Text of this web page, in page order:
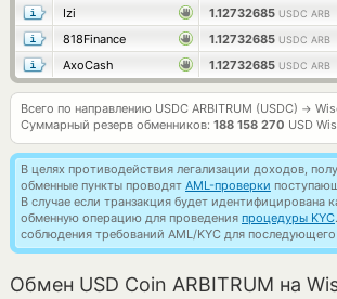
Izi
1.12732685 USDC ARB
818Finance
1.12732685 USDC ARB
AxoCash
1.12732685 USDC ARB
Всего по направлению USDC ARBITRUM (USDC) →
Суммарный резерв обменников: 188 158 270 USD
В целях противодействия легализации доходов,
обменные пункты проводят AML-проверки
В случае если транзакция будет
обменную операцию для проведения процедуры KYC
соблюдения требований AML/KYC для
Обмен USD Coin ARBITRUM на